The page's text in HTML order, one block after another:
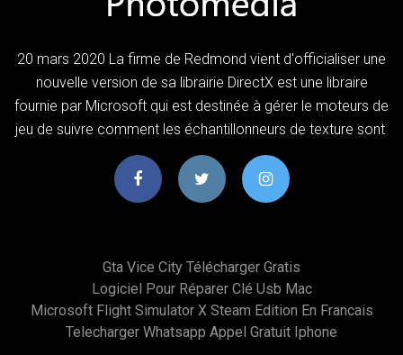
20 mars 2020 La firme de Redmond vient d'officialiser une
nouvelle version de sa librairie DirectX est une libraire
fournie par Microsoft qui est destinée à gérer le moteurs de
jeu de suivre comment les échantillonneurs de texture sont
Gta Vice City Télécharger Gratis
Logiciel Pour Réparer Clé Usb Mac
Microsoft Flight Simulator X Steam Edition En Francais
Telecharger Whatsapp Appel Gratuit Iphone